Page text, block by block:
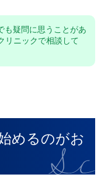
も疑問に思うことがあ
リニックで相談して
めるのがお